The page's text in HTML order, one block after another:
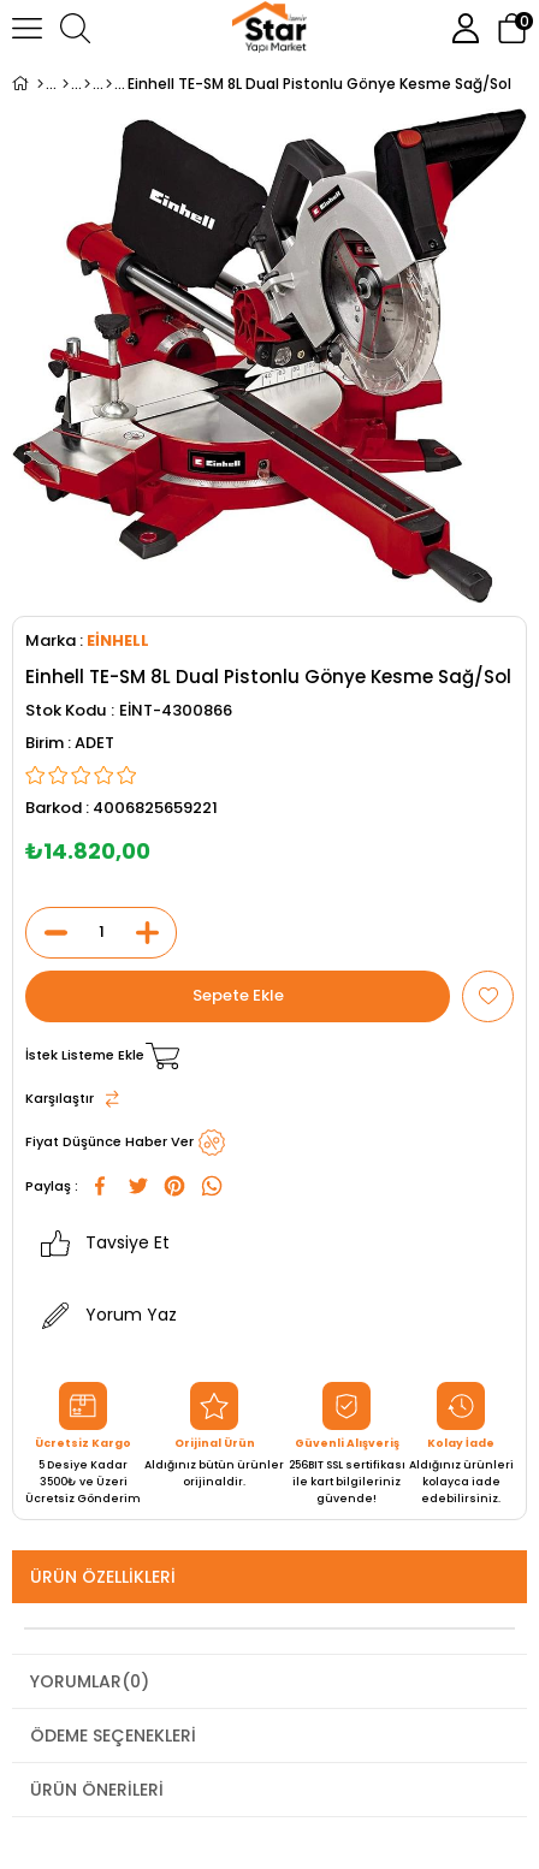
0
Einhell TE-SM 8L Dual Pistonlu Gönye Kesme Sağ/Sol
Marka : EİNHELL
Einhell TE-SM 8L Dual Pistonlu Gönye Kesme Sağ/Sol
Stok Kodu
EİNT-4300866
ADET
Barkod : 4006825659221
₺14.820,00
İstek Listeme Ekle
Karşılaştır
Fiyat Düşünce Haber Ver
Paylaş :
Tavsiye Et
Yorum Yaz
Ücretsiz Kargo
5 Desiye Kadar
3500₺ ve Üzeri
Ücretsiz Gönderim
Orijinal Ürün
Aldığınız bütün ürünler
orijinaldir.
Güvenli Alışveriş
256BIT SSL sertifikası
ile kart bilgileriniz
güvende!
Kolay İade
Aldığınız ürünleri
kolayca iade
edebilirsiniz.
ÜRÜN ÖZELLIKLERI
YORUMLAR(0)
ÖDEME SEÇENEKLERI
ÜRÜN ÖNERILERI